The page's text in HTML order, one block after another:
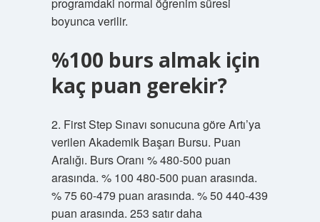
boyunca verilir.
%100 burs almak için
kaç puan gerekir?
2. First Step Sınavı sonucuna göre Artı’ya
verilen Akademik Başarı Bursu. Puan
Aralığı. Burs Oranı % 480-500 puan
arasında. % 100 480-500 puan arasında.
% 75 60-479 puan arasında. % 50 440-439
puan arasında. 253 satır daha